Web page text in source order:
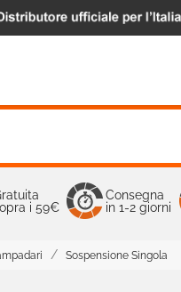
i 59€
Consegna
in 1-2 giorni
Sospensione Singola